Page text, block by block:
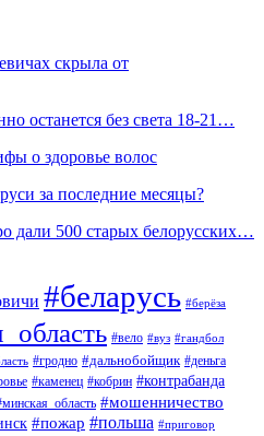
скрыла от
останется без света 18-21…
о здоровье волос
за последние месяцы?
дали 500 старых белорусских…
#беларусь #берёза
#вело #вуз #гандбол
#гродно #дальнобойщик #деньга
#каменец #кобрин #контрабанда
#мошенничество
#пожар #польша #приговор